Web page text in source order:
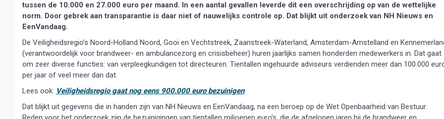
tussen de 10.000 en 27.000 euro per maand. In een aantal gevallen leverde dit een overschrijding op van de wettelijke
norm. Door gebrek aan transparantie is daar niet of nauwelijks controle op. Dat blijkt uit onderzoek van NH Nieuws en
EenVandaag.
De Veiligheidsregio’s Noord-Holland Noord, Gooi en Vechtstreek, Zaanstreek-Waterland, Amsterdam-Amstelland en
(verantwoordelijk voor brandweer- en ambulancezorg en crisisbeheer) huren jaarlijks samen honderden medewerkers in. Dat gaat
om zeer diverse functies: van verpleegkundigen tot directeuren. Tientallen ingehuurde adviseurs verdienden meer dan 100.000
per jaar of veel meer dan dat.
Lees ook: Veiligheidsregio gaat nog eens 900.000 euro bezuinigen
Dat blijkt uit gegevens die in handen zijn van NH Nieuws en EenVandaag, na een beroep op de Wet Openbaarheid van Bestuur.